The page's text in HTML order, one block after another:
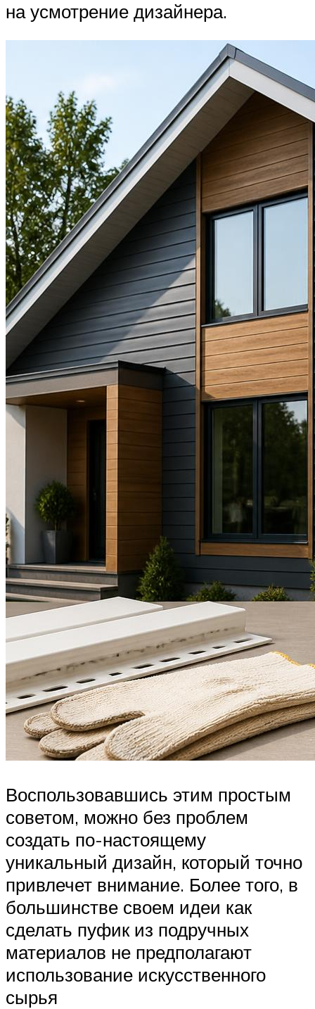
на усмотрение дизайнера.
Воспользовавшись этим простым
советом, можно без проблем
создать по-настоящему
уникальный дизайн, который точно
привлечет внимание. Более того, в
большинстве своем идеи как
сделать пуфик из подручных
материалов не предполагают
использование искусственного
сырья